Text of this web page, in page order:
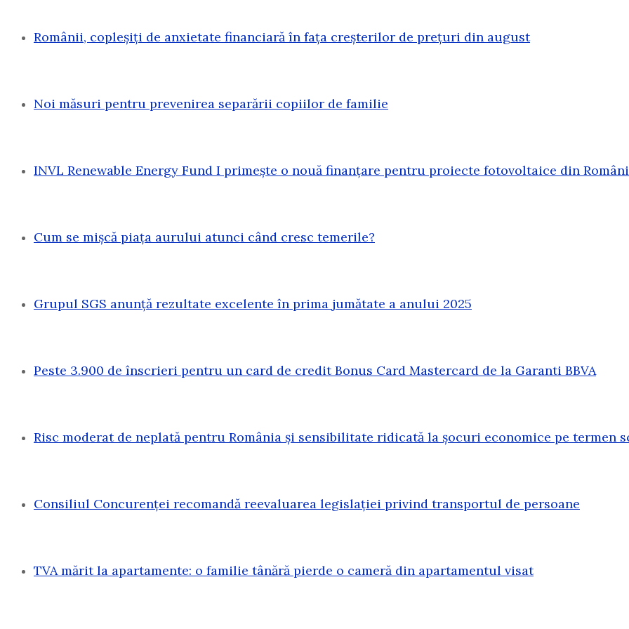
Românii, copleșiți de anxietate financiară în fața creșterilor de prețuri din august
Noi măsuri pentru prevenirea separării copiilor de familie
INVL Renewable Energy Fund I primește o nouă finanțare pentru proiecte fotovoltaice din
Cum se mișcă piața aurului atunci când cresc temerile?
Grupul SGS anunță rezultate excelente în prima jumătate a anului 2025
Peste 3.900 de înscrieri pentru un card de credit Bonus Card Mastercard de la Garanti BBVA
Risc moderat de neplată pentru România și sensibilitate ridicată la șocuri economice pe termen
Consiliul Concurenței recomandă reevaluarea legislației privind transportul de persoane
TVA mărit la apartamente: o familie tânără pierde o cameră din apartamentul visat